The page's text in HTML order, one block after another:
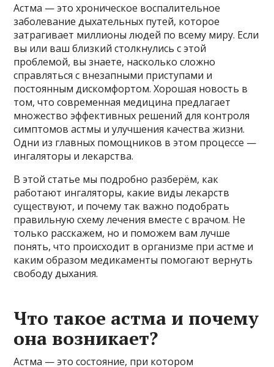
Астма — это хроническое воспалительное
заболевание дыхательных путей, которое
затрагивает миллионы людей по всему миру. Если
вы или ваш близкий столкнулись с этой
проблемой, вы знаете, насколько сложно
справляться с внезапными приступами и
постоянным дискомфортом. Хорошая новость в
том, что современная медицина предлагает
множество эффективных решений для контроля
симптомов астмы и улучшения качества жизни.
Одни из главных помощников в этом процессе —
ингаляторы и лекарства.
В этой статье мы подробно разберём, как
работают ингаляторы, какие виды лекарств
существуют, и почему так важно подобрать
правильную схему лечения вместе с врачом. Не
только расскажем, но и поможем вам лучше
понять, что происходит в организме при астме и
каким образом медикаменты помогают вернуть
свободу дыхания.
Что такое астма и почему
она возникает?
Астма — это состояние, при котором